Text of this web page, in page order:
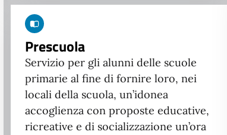
Prescuola
Servizio per gli alunni delle scuole
primarie al fine di fornire loro, nei
locali della scuola, un’idonea
accoglienza con proposte educative,
ricreative e di socializzazione un’ora